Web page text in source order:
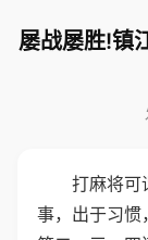
屡战屡胜!镇
打麻将可
事，出于习惯